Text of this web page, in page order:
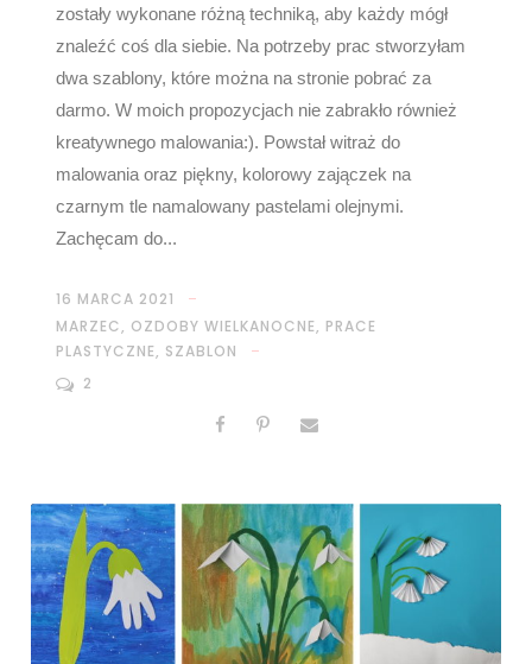
zostały wykonane różną techniką, aby każdy mógł
znaleźć coś dla siebie. Na potrzeby prac stworzyłam
dwa szablony, które można na stronie pobrać za
darmo. W moich propozycjach nie zabrakło również
kreatywnego malowania:). Powstał witraż do
malowania oraz piękny, kolorowy zajączek na
czarnym tle namalowany pastelami olejnymi.
Zachęcam do...
16 MARCA 2021
MARZEC, OZDOBY WIELKANOCNE, PRACE
PLASTYCZNE, SZABLON
2